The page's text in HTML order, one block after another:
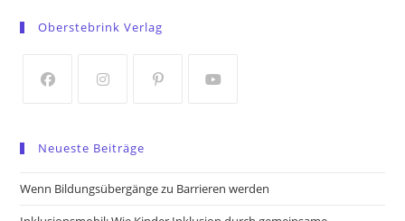
a
tab
tab
Oberstebrink Verlag
a
new
new
a
new
new
Neueste Beiträge
Wenn Bildungsübergänge zu Barrieren werden